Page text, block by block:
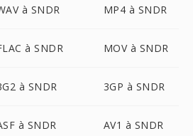
à SNDR MP4 à SNDR
à SNDR MOV à SNDR
à SNDR 3GP à SNDR
à SNDR AV1 à SNDR